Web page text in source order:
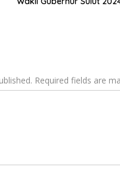
Required fields are